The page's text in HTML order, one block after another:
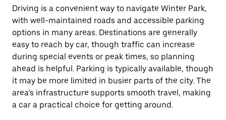
Driving is a convenient way to navigate Winter Park,
with well-maintained roads and accessible parking
options in many areas. Destinations are generally
easy to reach by car, though traffic can increase
during special events or peak times, so planning
ahead is helpful. Parking is typically available, though
it may be more limited in busier parts of the city. The
area’s infrastructure supports smooth travel, making
a car a practical choice for getting around.